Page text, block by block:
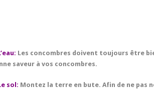
Les concombres doivent toujours être
saveur à vos concombres.
sol: Montez la terre en bute. Afin de ne pas